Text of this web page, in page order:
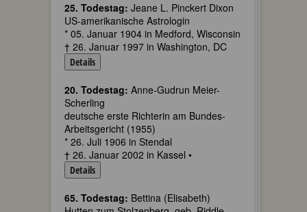
25. Todestag: Jeane L. Pinckert Dixon
US-amerikanische Astrologin
* 05. Januar 1904 in Medford, Wisconsin
† 26. Januar 1997 in Washington, DC
Details
20. Todestag: Anne-Gudrun Meier-
Scherling
deutsche erste Richterin am Bundes-
Arbeitsgericht (1955)
* 26. Juli 1906 in Stendal
† 26. Januar 2002 in Kassel •
Details
65. Todestag: Bettina (Elisabeth)